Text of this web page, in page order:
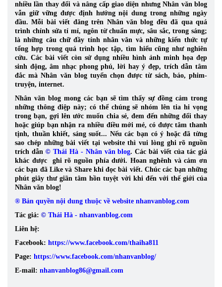
nhiều lần thay đổi và nâng cấp giao diện nhưng Nhân văn blog
vẫn giữ vững được định hướng nội dung trong những ngày
đầu. Mỗi bài viết đăng trên Nhân văn blog đều đã qua quá
trình chỉnh sửa tỉ mỉ, ngôn từ chuẩn mực, sâu sắc, trong sáng;
là những câu chữ đầy tính nhân văn và những kiến thức tự
tổng hợp trong quá trình học tập, tìm hiểu cũng như nghiên
cứu. Các bài viết còn sử dụng nhiều hình ảnh minh họa đẹp
sinh động, âm nhạc phong phú, lời hay ý đẹp, trích dẫn tâm
đắc mà Nhân văn blog tuyển chọn được từ sách, báo, phim-
truyện, internet.
Nhân văn blog mong các bạn sẽ tìm thấy sự đồng cảm trong
những thông điệp này; có thể chúng sẽ nhóm lên tia hi vọng
trong bạn, gợi lên ước muốn chia sẻ, đem đến những đổi thay
hoặc giúp bạn nhận ra nhiều điều mới mẻ, có được tâm thanh
tịnh, thuần khiết, sáng suốt... Nếu các bạn có ý hoặc đã từng
sao chép những bài viết tại website thì vui lòng ghi rõ nguồn
trích dẫn © Thái Hà - Nhân văn blog. Các bài viết của tác giả
khác được ghi rõ nguồn phía dưới. Hoan nghênh và cảm ơn
các bạn đã Like và Share khi đọc bài viết. Chúc các bạn những
phút giây thư giãn tâm hồn tuyệt vời khi đến với thế giới của
Nhân văn blog!
® Bản quyền nội dung thuộc về website nhanvanblog.com
Tác giả: © Thái Hà - nhanvanblog.com
Liên hệ:
Facebook: https://www.facebook.com/thaiha811
Page: https://www.facebook.com/nhanvanblog/
E-mail: nhanvanblog86@gmail.com